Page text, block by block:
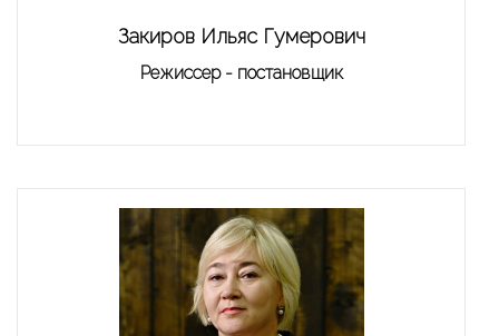
Закиров Ильяс Гумерович
Режиссер - постановщик